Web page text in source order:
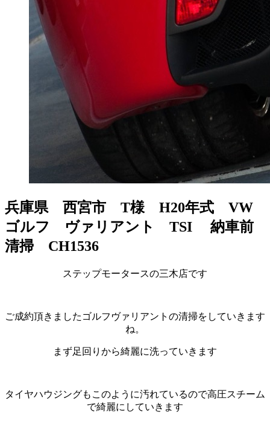
兵庫県 西宮市 T様 H20年式 VW
ゴルフ ヴァリアント TSI 納車前
清掃 CH1536
ステップモータースの三木店です
ご成約頂きましたゴルフヴァリアントの清掃をしていきます
ね。
まず足回りから綺麗に洗っていきます
タイヤハウジングもこのように汚れているので高圧スチーム
で綺麗にしていきます